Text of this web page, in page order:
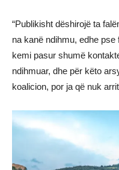
“Publikisht dëshirojë ta
na kanë ndihmu, edhe
kemi pasur shumë
ndihmuar, dhe për këto
koalicion, por ja që nuk